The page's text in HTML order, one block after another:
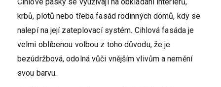
krbů, plotů nebo třeba fasád rodinných domů, kdy se
nalepí na její zateplovací systém. Cihlová fasáda je
velmi oblíbenou volbou z toho důvodu, že je
bezúdržbová, odolná vůči vnějším vlivům a nemění
svou barvu.